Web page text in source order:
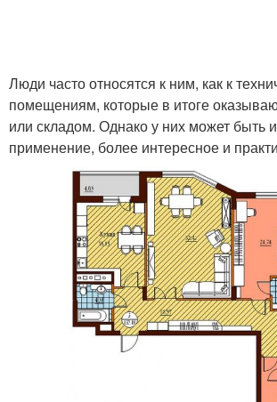
Люди часто относятся к ним, как к
помещениям, которые в итоге
или складом. Однако у них может быть
применение, более интересное и